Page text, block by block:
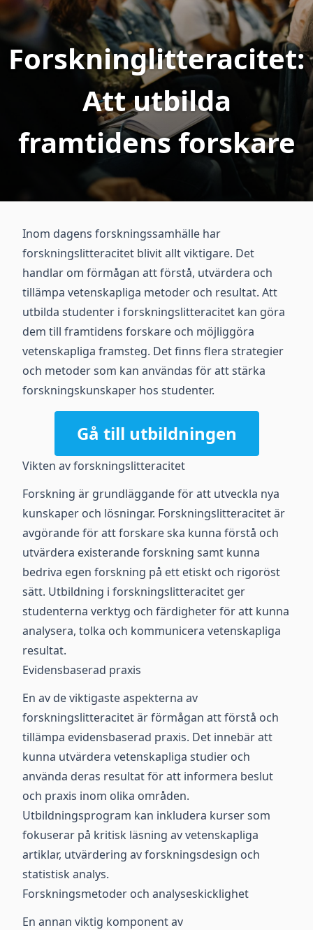
Forskninglitteracitet:
Att utbilda
framtidens forskare
Inom dagens forskningssamhälle har
forskningslitteracitet blivit allt viktigare. Det
handlar om förmågan att förstå, utvärdera och
tillämpa vetenskapliga metoder och resultat. Att
utbilda studenter i forskningslitteracitet kan göra
dem till framtidens forskare och möjliggöra
vetenskapliga framsteg. Det finns flera strategier
och metoder som kan användas för att stärka
forskningskunskaper hos studenter.
Gå till utbildningen
Vikten av forskningslitteracitet
Forskning är grundläggande för att utveckla nya
kunskaper och lösningar. Forskningslitteracitet är
avgörande för att forskare ska kunna förstå och
utvärdera existerande forskning samt kunna
bedriva egen forskning på ett etiskt och rigoröst
sätt. Utbildning i forskningslitteracitet ger
studenterna verktyg och färdigheter för att kunna
analysera, tolka och kommunicera vetenskapliga
resultat.
Evidensbaserad praxis
En av de viktigaste aspekterna av
forskningslitteracitet är förmågan att förstå och
tillämpa evidensbaserad praxis. Det innebär att
kunna utvärdera vetenskapliga studier och
använda deras resultat för att informera beslut
och praxis inom olika områden.
Utbildningsprogram kan inkludera kurser som
fokuserar på kritisk läsning av vetenskapliga
artiklar, utvärdering av forskningsdesign och
statistisk analys.
Forskningsmetoder och analyseskicklighet
En annan viktig komponent av